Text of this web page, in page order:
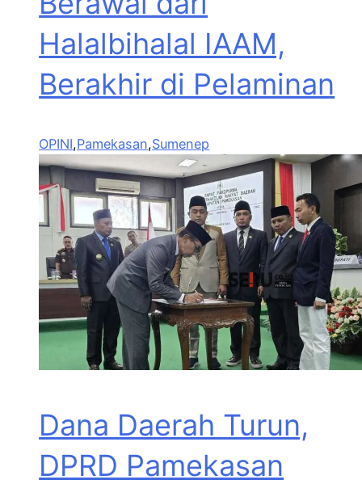
Halalbihalal IAAM,
Berakhir di Pelaminan
OPINI,Pamekasan,Sumenep
Dana Daerah Turun,
DPRD Pamekasan